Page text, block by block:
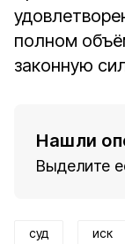
полном
законную
Нашли
Выделите
суд иск